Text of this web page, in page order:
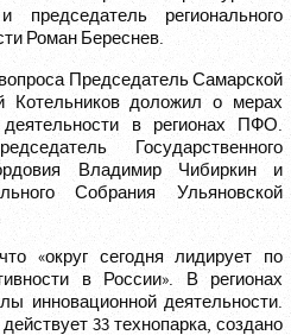
регионального
Роман Береснев.
Председатель Самарской
Котельников доложил о мерах
в регионах ПФО.
Государственного
Владимир Чибиркин и
Собрания Ульяновской
«округ сегодня лидирует по
в России». В регионах
инновационной деятельности.
33 технопарка, создано